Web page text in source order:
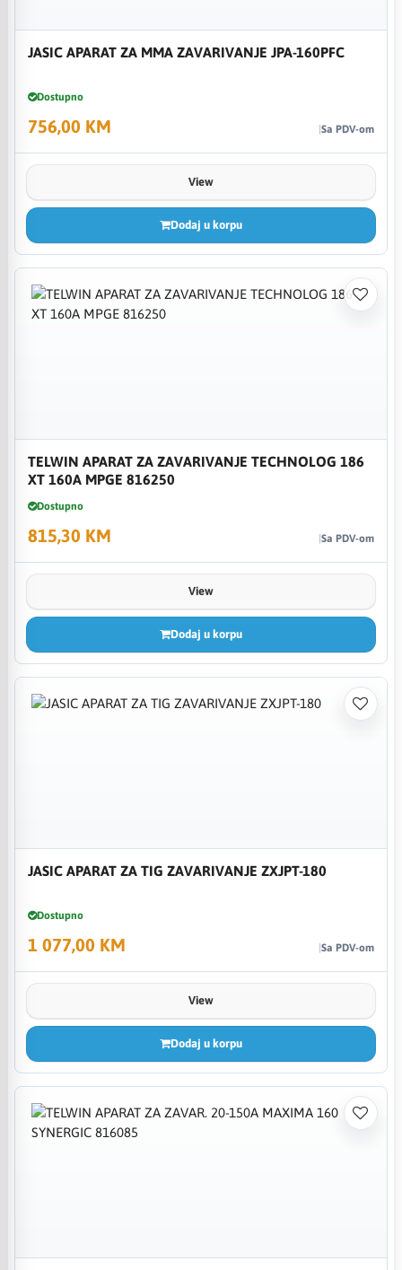
JASIC APARAT ZA MMA ZAVARIVANJE JPA-160PFC
Dostupno
756,00 KM Sa PDV-om
View
Dodaj u korpu
TELWIN APARAT ZA ZAVARIVANJE TECHNOLOG 186
XT 160A MPGE 816250
Dostupno
815,30 KM Sa PDV-om
View
Dodaj u korpu
JASIC APARAT ZA TIG ZAVARIVANJE ZXJPT-180
Dostupno
1 077,00 KM Sa PDV-om
View
Dodaj u korpu